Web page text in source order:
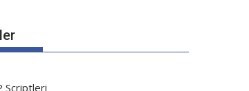
Transparent Proxy Server
Scriptleri